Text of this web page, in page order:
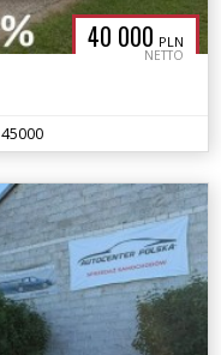
40 000 PLN
NETTO
45000